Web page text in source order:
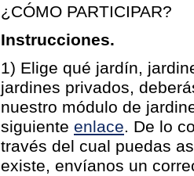
¿CÓMO PARTICIPAR?
Instrucciones.
1) Elige qué jardín,
jardines privados,
nuestro módulo de
siguiente enlace. De lo
través del cual puedas
existe, envíanos un